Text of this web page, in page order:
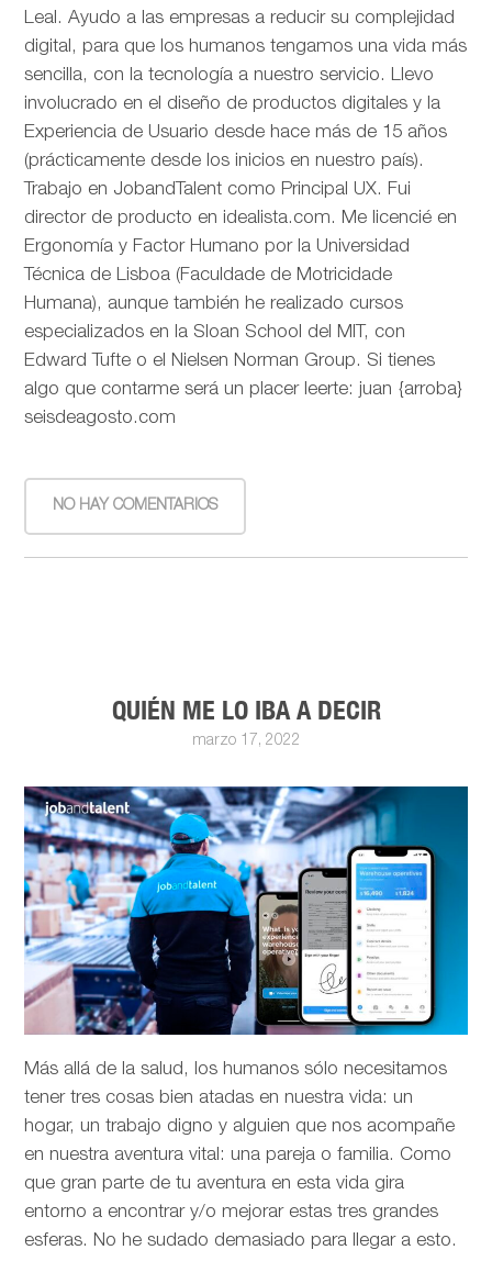
Leal. Ayudo a las empresas a reducir su complejidad
digital, para que los humanos tengamos una vida más
sencilla, con la tecnología a nuestro servicio. Llevo
involucrado en el diseño de productos digitales y la
Experiencia de Usuario desde hace más de 15 años
(prácticamente desde los inicios en nuestro país).
Trabajo en JobandTalent como Principal UX. Fui
director de producto en idealista.com. Me licencié en
Ergonomía y Factor Humano por la Universidad
Técnica de Lisboa (Faculdade de Motricidade
Humana), aunque también he realizado cursos
especializados en la Sloan School del MIT, con
Edward Tufte o el Nielsen Norman Group. Si tienes
algo que contarme será un placer leerte: juan {arroba}
seisdeagosto.com
NO HAY COMENTARIOS
QUIÉN ME LO IBA A DECIR
marzo 17, 2022
Más allá de la salud, los humanos sólo necesitamos
tener tres cosas bien atadas en nuestra vida: un
hogar, un trabajo digno y alguien que nos acompañe
en nuestra aventura vital: una pareja o familia. Como
que gran parte de tu aventura en esta vida gira
entorno a encontrar y/o mejorar estas tres grandes
esferas. No he sudado demasiado para llegar a esto.